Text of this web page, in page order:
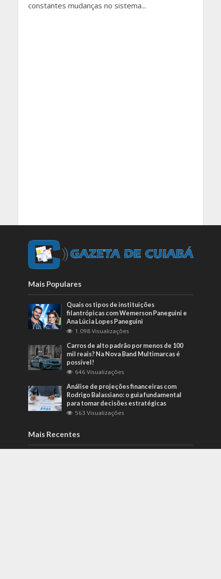
constantes mudanças no sistema...
Mais Populares
Quais os tipos de instituições
filantrópicas com Wemerson Paneguini e
Ana Lúcia Lopes Paneguini
1.098 Visualizações
Carros de alto padrão por menos de 100
mil reais? Na Nova Band Multimarcas é
possível!
646 Visualizações
Análise de projeções financeiras com
Rodrigo Balassiano: o guia fundamental
para tomar decisões estratégicas
563 Visualizações
Mais Recentes